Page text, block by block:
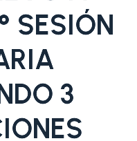
SESIÓN
3